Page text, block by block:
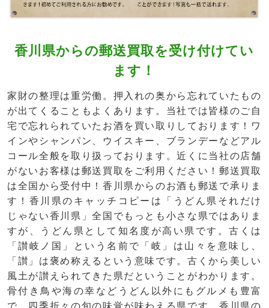
香川県からの郵送買取を受け付けてい
ます！
家財の整理は重労働。押入れの奥から忘れていたもの
が出てくることもよくあります。当社では皆様のご自
宅で忘れられていたお酒を買い取りしております！ワ
インやシャンパン、ウイスキー、ブランデーなどアル
コール全般を取り扱っております。近くに当社の店舗
がないお客様は郵送買取をご利用ください！郵送買取
は全国から受付中！香川県からのお酒も郵送で承りま
す！香川県のキャッチコピーは「うどん県それだけ
じゃない香川県」全国でもっとも小さな県ではありま
すが、うどん県として知名度が高い県です。古くは
「讃岐ノ国」という名前で「岐」は山々を意味し、
「讃」は褒め称えるという意味です。古くから美しい
風土が讃えられてきた県だということがわかります。
骨付き鳥や海の幸などうどん以外にもグルメも豊富
で、四季折々の旬の味覚が味わえる県です。香川県の